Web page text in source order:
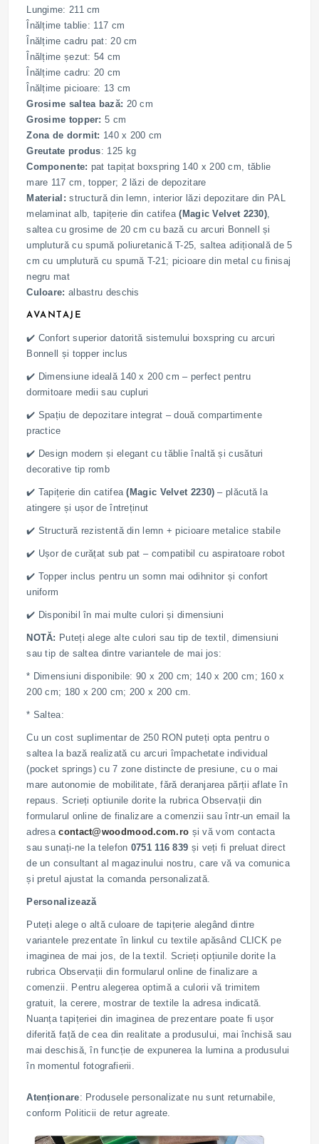
Lungime: 211 cm
Înălțime tablie: 117 cm
Înălțime cadru pat: 20 cm
Înălțime șezut: 54 cm
Înălțime cadru: 20 cm
Înălțime picioare: 13 cm
Grosime saltea bază: 20 cm
Grosime topper: 5 cm
Zona de dormit: 140 x 200 cm
Greutate produs: 125 kg
Componente: pat tapițat boxspring 140 x 200 cm, tăblie
mare 117 cm, topper; 2 lăzi de depozitare
Material: structură din lemn, interior lăzi depozitare din PAL
melaminat alb, tapițerie din catifea(Magic Velvet 2230)
saltea cu grosime de 20 cm cu bază cu arcuri Bonnell și
umplutură cu spumă poliuretanică T-25, saltea adițională de 5
cm cu umplutură cu spumă T-21; picioare din metal cu finisaj
negru mat
Culoare: albastru deschis
AVANTAJE
✔️ Confort superior datorită sistemului boxspring cu arcuri
Bonnell și topper inclus
✔️ Dimensiune ideală 140 x 200 cm – perfect pentru
dormitoare medii sau cupluri
✔️ Spațiu de depozitare integrat – două compartimente
practice
✔️ Design modern și elegant cu tăblie înaltă și cusături
decorative tip romb
✔️ Tapițerie din catifea(Magic Velvet 2230) – plăcută la
atingere și ușor de întreținut
✔️ Structură rezistentă din lemn + picioare metalice stabile
✔️ Ușor de curățat sub pat – compatibil cu aspiratoare robot
✔️ Topper inclus pentru un somn mai odihnitor și confort
uniform
✔️ Disponibil în mai multe culori și dimensiuni
NOTĂ: Puteți alege alte culori sau tip de textil, dimensiuni
sau tip de saltea dintre variantele de mai jos:
* Dimensiuni disponibile: 90 x 200 cm; 140 x 200 cm; 160 x
200 cm; 180 x 200 cm; 200 x 200 cm.
* Saltea:
Cu un cost suplimentar de 250 RON puteți opta pentru o
saltea la bază realizată cu arcuri împachetate individual
(pocket springs) cu 7 zone distincte de presiune, cu o mai
mare autonomie de mobilitate, fără deranjarea părții aflate în
repaus. Scrieți optiunile dorite la rubrica Observații din
formularul online de finalizare a comenzii sau într-un email la
adresacontact@woodmood.com.ro și vă vom contacta
sau sunați-ne la telefon 0751 116 839 și veți fi preluat direct
de un consultant al magazinului nostru, care vă va comunica
și pretul ajustat la comanda personalizată.
Personalizează
Puteți alege o altă culoare de tapițerie alegând dintre
variantele prezentate în linkul cu textile apăsând CLICK pe
imaginea de mai jos, de la textil. Scrieți opțiunile dorite la
rubrica Observații din formularul online de finalizare a
comenzii. Pentru alegerea optimă a culorii vă trimitem
gratuit, la cerere, mostrar de textile la adresa indicată.
Nuanța tapițeriei din imaginea de prezentare poate fi ușor
diferită față de cea din realitate a produsului, mai închisă sau
mai deschisă, în funcție de expunerea la lumina a produsului
în momentul fotografierii.
Atenționare: Produsele personalizate nu sunt returnabile,
conform Politicii de retur agreate.